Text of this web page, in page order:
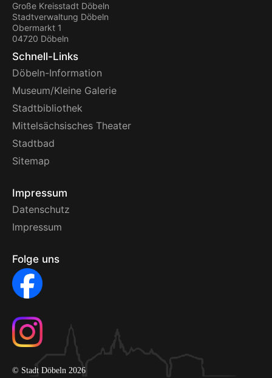
Große Kreisstadt Döbeln
Stadtverwaltung Döbeln
Obermarkt 1
04720 Döbeln
Schnell-Links
Döbeln-Information
Museum/Kleine Galerie
Stadtbibliothek
Mittelsächsisches Theater
Stadtbad
Sitemap
Impressum
Datenschutz
Impressum
Folge uns
© Stadt Döbeln 2026